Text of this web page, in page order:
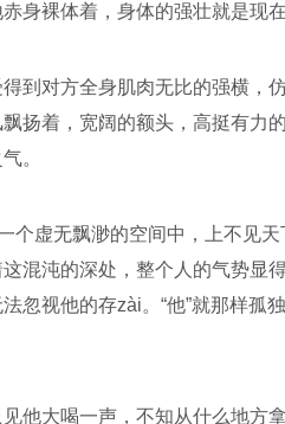
身裸体着，身体的强壮就是现
到对方全身肌肉无比的强横，
扬着，宽阔的额头，高挺有力
。
个虚无飘渺的空间中，上不见
混沌的深处，整个人的气势显
忽视他的存zài。“他”就那样孤
他大喝一声，不知从什么地方